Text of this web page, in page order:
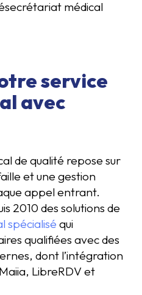
médical
service
avec
de qualité repose sur
et une gestion
appel entrant.
2010 des solutions de
spécialisé qui
qualifiées avec des
dont l’intégration
LibreRDV et